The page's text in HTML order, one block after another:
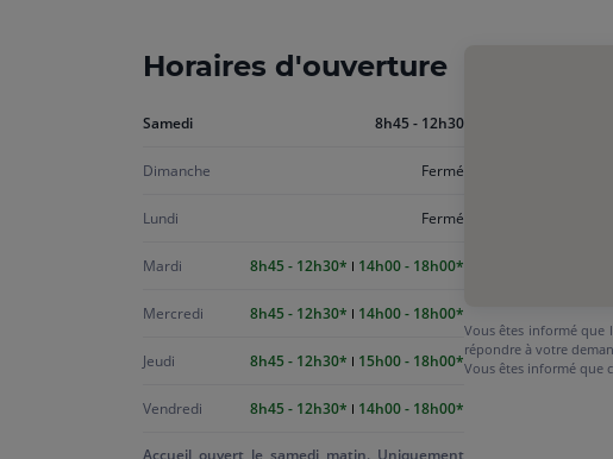
Horaires d'ouverture
SamediAujourd'hui
8h45 - 12h30
Dimanche Fermé
Lundi Fermé
Mardi 8h45 - 12h30 14h00 - 18h00
Mercredi 8h45 - 12h30 14h00 - 18h00
Jeudi 8h45 - 12h30 15h00 - 18h00
Vendredi 8h45 - 12h30 14h00 - 18h00
Accueil ouvert le samedi matin. Uniquement
Vous êtes informé que
répondre à votre
Vous êtes informé que